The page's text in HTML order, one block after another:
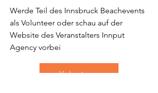
Werde Teil des Innsbruck Beachevents
als Volunteer oder schau auf der
Website des Veranstalters Innput
Agency vorbei
Volunteer